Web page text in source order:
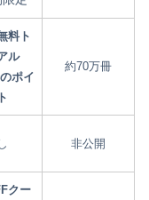
料ト
ル
ポイ
約70万冊
非公開
クー